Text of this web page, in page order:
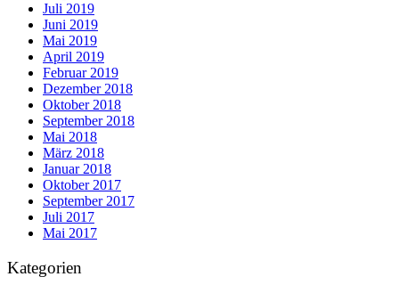
Juli 2019
Juni 2019
Mai 2019
April 2019
Februar 2019
Dezember 2018
Oktober 2018
September 2018
Mai 2018
März 2018
Januar 2018
Oktober 2017
September 2017
Juli 2017
Mai 2017
Kategorien